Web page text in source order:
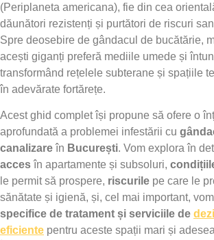
(Periplaneta americana), fie din cea
dăunători rezistenți și purtători de riscuri
Spre deosebire de gândacul de bucătărie,
acești giganți preferă mediile umede și
transformând rețelele subterane și spațiile
în adevărate fortărețe.
Acest ghid complet își propune să ofere o
aprofundată a problemei infestării cu
canalizare în București. Vom explora în
acces în apartamente și subsoluri,
le permit să prospere, riscurile pe care le
sănătate și igienă, și, cel mai important,
specifice de tratament și serviciile de
eficiente pentru aceste spații mari și